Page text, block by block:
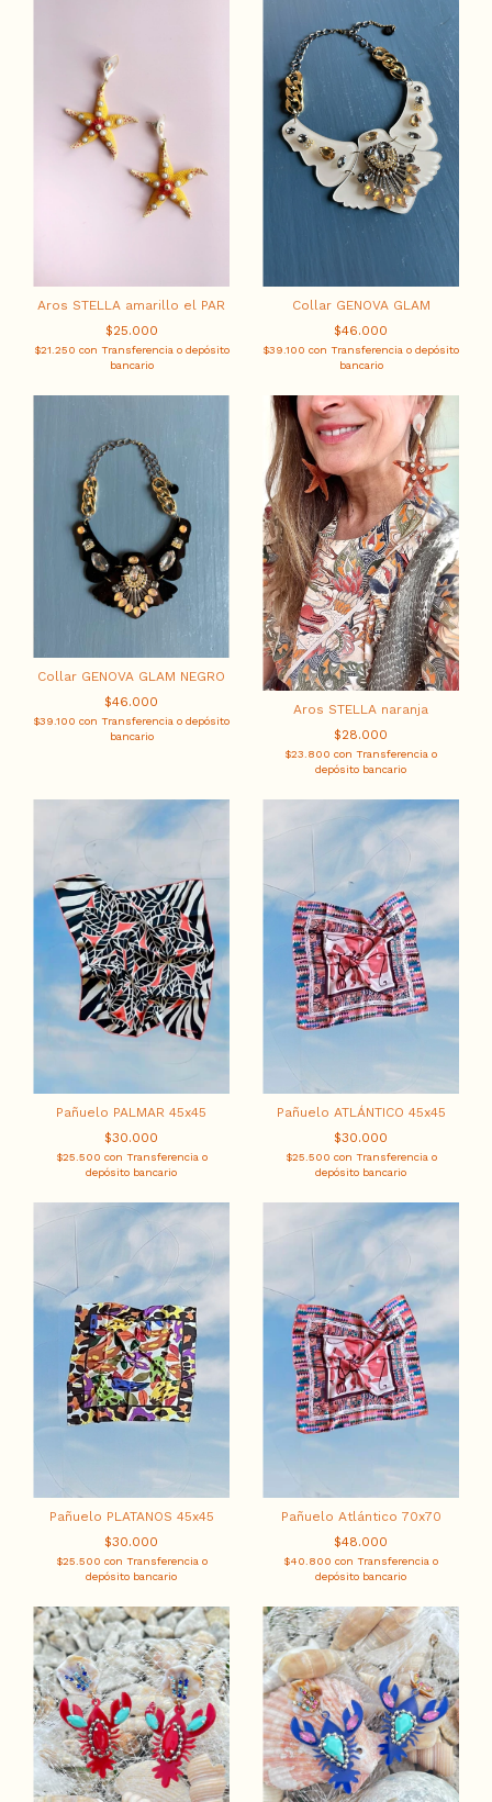
Aros STELLA amarillo el PAR
$25.000
$21.250 con Transferencia o depósito
bancario
Collar GENOVA GLAM
$46.000
$39.100 con Transferencia o depósito
bancario
Collar GENOVA GLAM NEGRO
$46.000
$39.100 con Transferencia o depósito
bancario
Aros STELLA naranja
$28.000
$23.800 con Transferencia o
depósito bancario
Pañuelo PALMAR 45x45
$30.000
$25.500 con Transferencia o
depósito bancario
Pañuelo ATLÁNTICO 45x45
$30.000
$25.500 con Transferencia o
depósito bancario
Pañuelo PLATANOS 45x45
$30.000
$25.500 con Transferencia o
depósito bancario
Pañuelo Atlántico 70x70
$48.000
$40.800 con Transferencia o
depósito bancario